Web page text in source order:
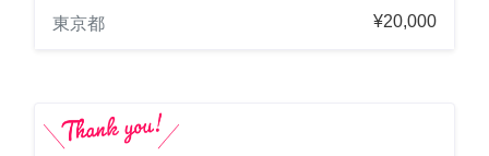
東京都
¥20,000